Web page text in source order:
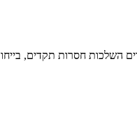
חסרות תקדים,